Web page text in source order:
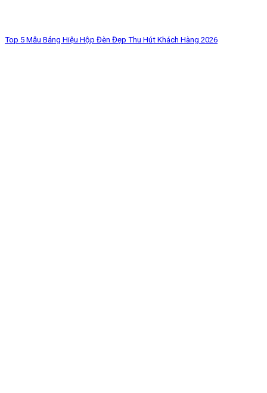
Top 5 Mẫu Bảng Hiệu Hộp Đèn Đẹp Thu Hút Khách Hàng 2026